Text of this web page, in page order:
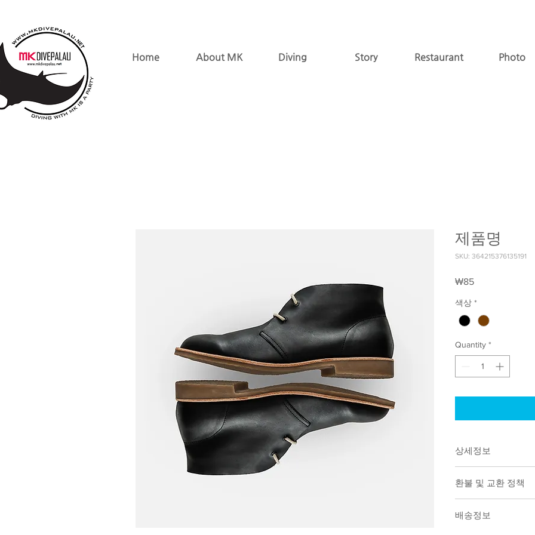
Home About MK Diving Story Restaurant Photo
제품명
SKU: 364215376135191
₩85
색상 *
Quantity *
상세정보
리방법 등 친절하고
어줍니다. 제품의 어
지 우선순위를 잘
환불 및 교환 정책
품 정보를 제공하세
배송정보